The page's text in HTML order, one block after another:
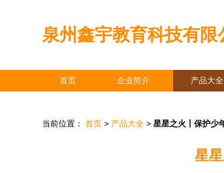
泉州鑫宇教育科技有限
首页 企业简介 产品大全
当前位置： 首页 > 产品大全 > 星星之火丨保护少
星